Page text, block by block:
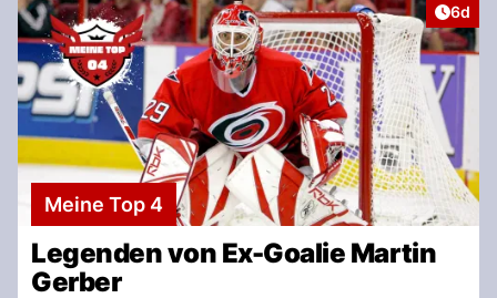
6d
Meine Top 4
Legenden von Ex-Goalie Martin
Gerber